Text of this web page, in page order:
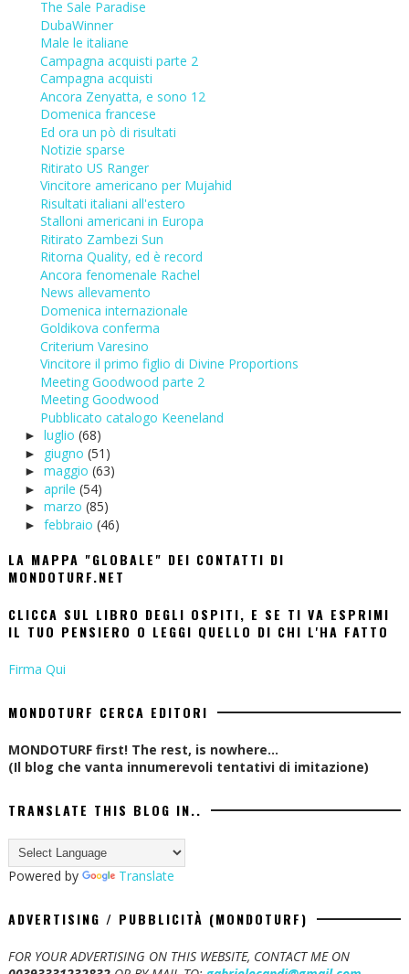
The Sale Paradise
DubaWinner
Male le italiane
Campagna acquisti parte 2
Campagna acquisti
Ancora Zenyatta, e sono 12
Domenica francese
Ed ora un pò di risultati
Notizie sparse
Ritirato US Ranger
Vincitore americano per Mujahid
Risultati italiani all'estero
Stalloni americani in Europa
Ritirato Zambezi Sun
Ritorna Quality, ed è record
Ancora fenomenale Rachel
News allevamento
Domenica internazionale
Goldikova conferma
Criterium Varesino
Vincitore il primo figlio di Divine Proportions
Meeting Goodwood parte 2
Meeting Goodwood
Pubblicato catalogo Keeneland
► luglio (68)
► giugno (51)
► maggio (63)
► aprile (54)
► marzo (85)
► febbraio (46)
LA MAPPA "GLOBALE" DEI CONTATTI DI
MONDOTURF.NET
CLICCA SUL LIBRO DEGLI OSPITI, E SE TI VA ESPRIMI
IL TUO PENSIERO O LEGGI QUELLO DI CHI L'HA FATTO
Firma Qui
MONDOTURF CERCA EDITORI
MONDOTURF first! The rest, is nowhere...
(Il blog che vanta innumerevoli tentativi di imitazione)
TRANSLATE THIS BLOG IN..
Powered by Translate
ADVERTISING / PUBBLICITÀ (MONDOTURF)
FOR YOUR ADVERTISING ON THIS WEBSITE, CONTACT ME ON